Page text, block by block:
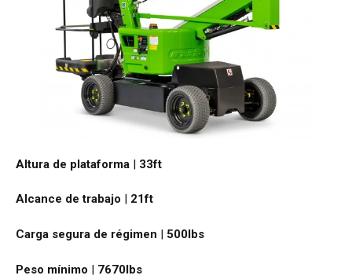
Altura de plataforma | 33ft
Alcance de trabajo | 21ft
Carga segura de régimen | 500lbs
Peso mínimo | 7670lbs